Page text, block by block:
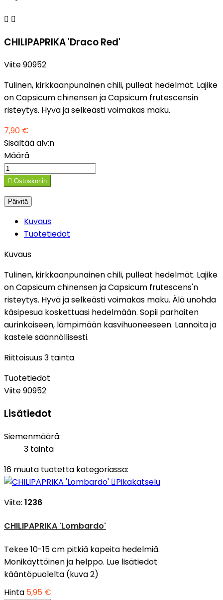
 
CHILIPAPRIKA 'Draco Red'
Viite90952
Tulinen, kirkkaanpunainen chili, pulleat hedelmät. Lajike
on Capsicum chinensen ja Capsicum frutescensin
risteytys. Hyvä ja selkeästi voimakas maku.
7,90 €
Sisältää alv:n
Määrä
 Ostoskoriin
Kuvaus
Tuotetiedot
Kuvaus
Tulinen, kirkkaanpunainen chili, pulleat hedelmät. Lajike
on Capsicum chinensen ja Capsicum frutescens'n
risteytys. Hyvä ja selkeästi voimakas maku. Älä unohda
käsipesua koskettuasi hedelmään. Sopii parhaiten
aurinkoiseen, lämpimään kasvihuoneeseen. Lannoita ja
kastele säännöllisesti.
Riittoisuus 3 tainta
Tuotetiedot
Viite90952
Lisätiedot
Siemenmäärä:
3 tainta
16 muuta tuotetta kategoriassa:
Pikakatselu
Viite: 1236
CHILIPAPRIKA 'Lombardo'
Tekee 10-15 cm pitkiä kapeita hedelmiä.
Monikäyttöinen ja helppo. Lue lisätiedot
kääntöpuolelta (kuva 2)
Hinta 5,95 €